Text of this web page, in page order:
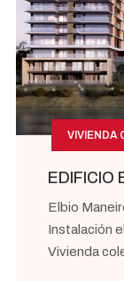
VIVIENDA
EDIFICIO
Elbio
Instalación
Vivienda